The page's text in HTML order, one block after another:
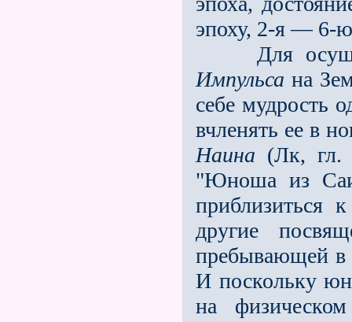
эпоху, 2-я —
Для
Импульса на
себе мудрость
вчленять ее в
Наина (Лк,
"Юноша из
приблизиться
другие
пребывающей в
И поскольку
на